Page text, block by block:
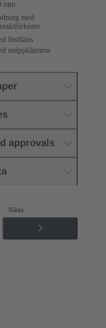
mm
med
fästfläns
snäppklämma
approvals
Nästa